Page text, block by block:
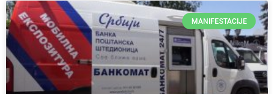
MANIFESTACIJE